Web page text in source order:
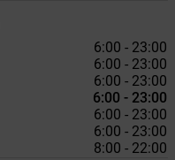
6:00 - 23:00
6:00 - 23:00
6:00 - 23:00
6:00 - 23:00
6:00 - 23:00
6:00 - 23:00
8:00 - 22:00